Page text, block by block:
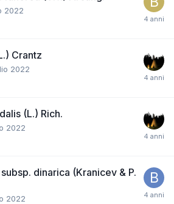
2022
Crantz
2022
(L.) Rich.
2022
dinarica (Kranicev & P.
2022